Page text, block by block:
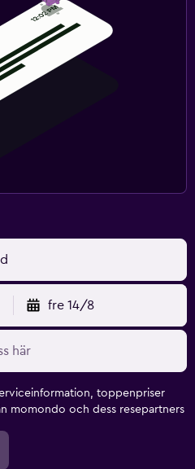
fre 14/8
toppenpriser
momondo och dess resepartners